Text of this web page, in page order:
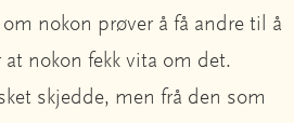
nokon prøver å få andre til å
nokon fekk vita om det.
skjedde, men frå den som